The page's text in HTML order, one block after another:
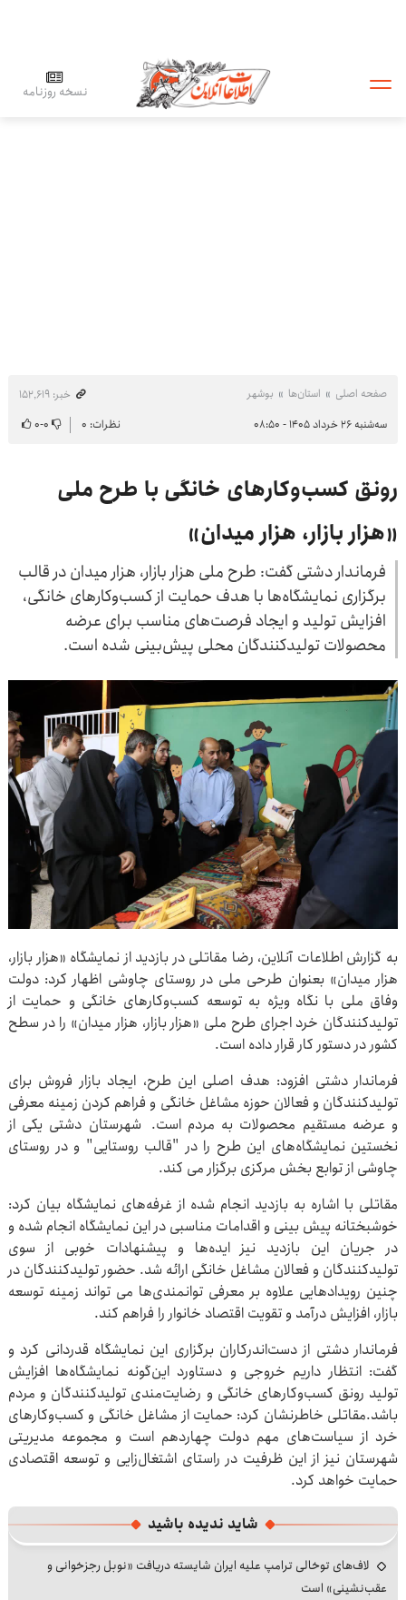
نسخه روزنامه
صفحه اصلی استان‌ها بوشهر
خبر: ۱۵۲٬۶۱۹
سه‌شنبه ۲۶ خرداد ۱۴۰۵ - ۰۸:۵۰
نظرات: ۰ ۰-۰
رونق کسب‌وکارهای خانگی با طرح ملی
«هزار بازار، هزار میدان»
فرماندار دشتی گفت: طرح ملی هزار بازار، هزار میدان در قالب
برگزاری نمایشگاه‌ها با هدف حمایت از کسب‌وکارهای خانگی،
افزایش تولید و ایجاد فرصت‌های مناسب برای عرضه
محصولات تولیدکنندگان محلی پیش‌بینی شده است.
به گزارش اطلاعات آنلاین، رضا مقاتلی در بازدید از نمایشگاه «هزار بازار،
هزار میدان» بعنوان طرحی ملی در روستای چاوشی اظهار کرد: دولت
وفاق ملی با نگاه ویژه به توسعه کسب‌وکارهای خانگی و حمایت از
تولیدکنندگان خرد اجرای طرح ملی «هزار بازار، هزار میدان» را در سطح
کشور در دستور کار قرار داده است.
فرماندار دشتی افزود: هدف اصلی این طرح، ایجاد بازار فروش برای
تولیدکنندگان و فعالان حوزه مشاغل خانگی و فراهم کردن زمینه معرفی
و عرضه مستقیم محصولات به مردم است. شهرستان دشتی یکی از
نخستین نمایشگاه‌های این طرح را در "قالب روستایی" و در روستای
چاوشی از توابع بخش مرکزی برگزار می کند.
مقاتلی با اشاره به بازدید انجام شده از غرفه‌های نمایشگاه بیان کرد:
خوشبختانه پیش بینی و اقدامات مناسبی در این نمایشگاه انجام شده و
در جریان این بازدید نیز ایده‌ها و پیشنهادات خوبی از سوی
تولیدکنندگان و فعالان مشاغل خانگی ارائه شد. حضور تولیدکنندگان در
چنین رویدادهایی علاوه بر معرفی توانمندی‌ها می تواند زمینه توسعه
بازار، افزایش درآمد و تقویت اقتصاد خانوار را فراهم کند.
فرماندار دشتی از دست‌اندرکاران برگزاری این نمایشگاه قدردانی کرد و
گفت: انتظار داریم خروجی و دستاورد این‌گونه نمایشگاه‌ها افزایش
تولید رونق کسب‌وکارهای خانگی و رضایت‌مندی تولیدکنندگان و مردم
باشد.مقاتلی خاطرنشان کرد: حمایت از مشاغل خانگی و کسب‌وکارهای
خرد از سیاست‌های مهم دولت چهاردهم است و مجموعه مدیریتی
شهرستان نیز از این ظرفیت در راستای اشتغال‌زایی و توسعه اقتصادی
حمایت خواهد کرد.
شاید ندیده باشید
لاف‌های توخالی ترامپ علیه ایران شایسته دریافت «نوبل رجزخوانی و
عقب‌نشینی» است